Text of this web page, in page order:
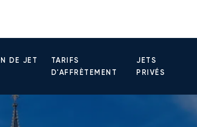
DE JET
TARIFS
D'AFFRÈTEMENT
JETS
PRIVÉS